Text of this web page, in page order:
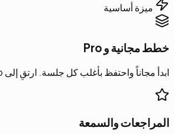
ميزة أساسية
خطط مجانية و Pro
ابدأ مجاناً واحتفظ بأغلب كل جلسة. ارتقِ إلى Pro للحصول على أقل رسوم منصّة (فقط 5 %) وأولوية في نتائج البحث.
المراجعات والسمعة